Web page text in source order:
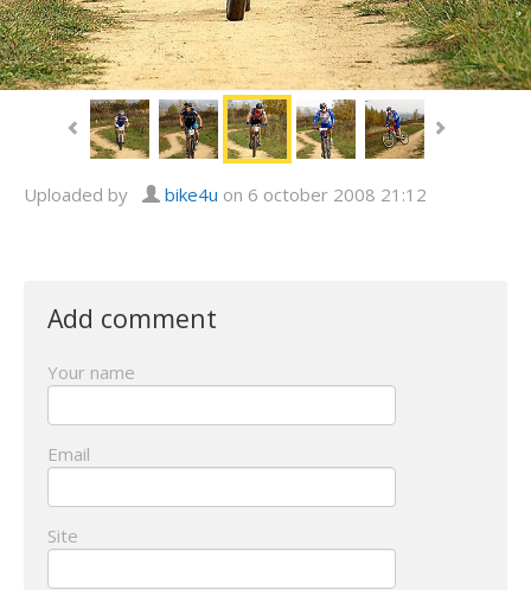
Uploaded by bike4u on 6 october 2008 21:12
Add comment
Your name
Email
Site